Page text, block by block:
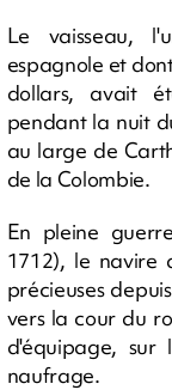
Le vaisseau,
espagnole et
dollars, avait
pendant la nuit
au large de
de la Colombie.
En pleine
1712), le navire
précieuses
vers la cour du
d'équipage,
naufrage.